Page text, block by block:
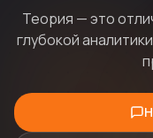
Теория — это
глубокой